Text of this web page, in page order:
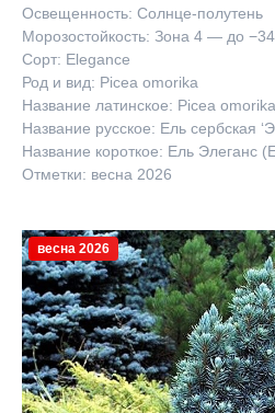
Освещенность: Солнце-полутень
Морозостойкость: Зона 4 — до
Сорт: Elegance
Род и вид: Picea omorika
Название латинское: Picea omorika
Название русское: Ель сербская
Название короткое: Ель Элеганс
Отметки: весна 2026
весна 2026